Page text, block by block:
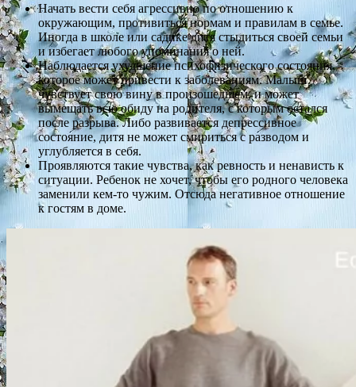
Начать вести себя агрессивно по отношению к
окружающим, противиться нормам и правилам в семье.
Иногда в школе или садике дитя стыдиться своей семьи
и избегает любого упоминания о ней.
Наблюдается ухудшение психофизического состояния,
которое может привести к заболеваниям. Малыш
чувствует свою вину в произошедшем, и может
вымещать всю обиду на родителя, с которым остался
после разрыва. Либо развивается депрессивное
состояние, дитя не может смириться с разводом и
углубляется в себя.
Проявляются такие чувства, как ревность и ненависть к
ситуации. Ребенок не хочет, чтобы его родного человека
заменили кем-то чужим. Отсюда негативное отношение
к гостям в доме.